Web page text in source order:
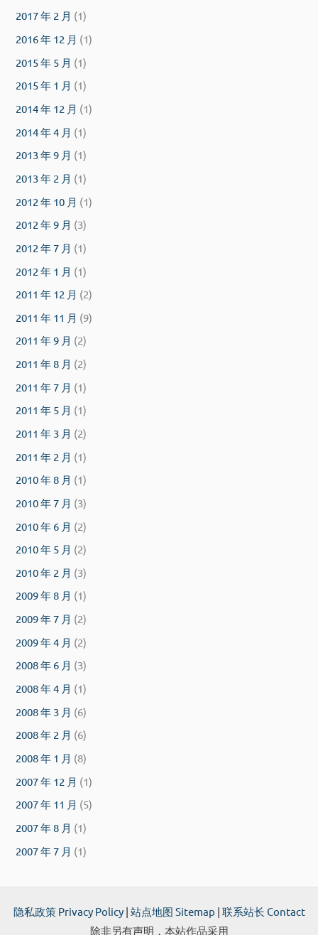
2017 年 2 月 (1)
2016 年 12 月 (1)
2015 年 5 月 (1)
2015 年 1 月 (1)
2014 年 12 月 (1)
2014 年 4 月 (1)
2013 年 9 月 (1)
2013 年 2 月 (1)
2012 年 10 月 (1)
2012 年 9 月 (3)
2012 年 7 月 (1)
2012 年 1 月 (1)
2011 年 12 月 (2)
2011 年 11 月 (9)
2011 年 9 月 (2)
2011 年 8 月 (2)
2011 年 7 月 (1)
2011 年 5 月 (1)
2011 年 3 月 (2)
2011 年 2 月 (1)
2010 年 8 月 (1)
2010 年 7 月 (3)
2010 年 6 月 (2)
2010 年 5 月 (2)
2010 年 2 月 (3)
2009 年 8 月 (1)
2009 年 7 月 (2)
2009 年 4 月 (2)
2008 年 6 月 (3)
2008 年 4 月 (1)
2008 年 3 月 (6)
2008 年 2 月 (6)
2008 年 1 月 (8)
2007 年 12 月 (1)
2007 年 11 月 (5)
2007 年 8 月 (1)
2007 年 7 月 (1)
隐私政策 Privacy Policy| 站点地图 Sitemap | 联系站长 Contact
除非另有声明，本站作品采用